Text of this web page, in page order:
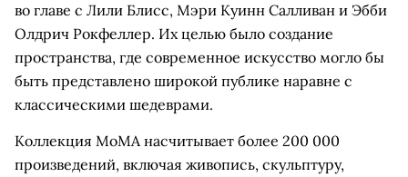
во главе с Лили Блисс, Мэри Куинн Салливан и Эбби
Олдрич Рокфеллер. Их целью было создание
пространства, где современное искусство могло бы
быть представлено широкой публике наравне с
классическими шедеврами.
Коллекция МоМА насчитывает более 200 000
произведений, включая живопись, скульптуру,